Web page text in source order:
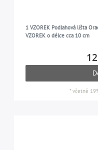
1 VZOREK Podlahová lišta
VZOREK o délce cca 10 cm
*včetně